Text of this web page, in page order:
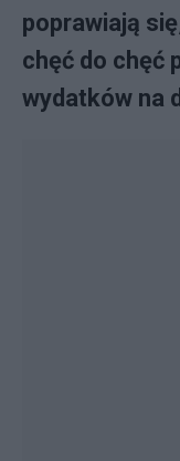
poprawiają
chęć do chęć
wydatków na